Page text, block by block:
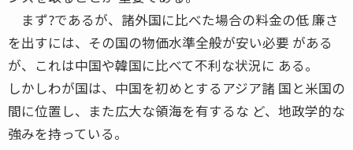
まず?であるが、諸外国に比べた場合の料金の低 廉さ
を出すには、その国の物価水準全般が安い必要 がある
が、これは中国や韓国に比べて不利な状況に ある。
しかしわが国は、中国を初めとするアジア諸 国と米国の
間に位置し、また広大な領海を有するな ど、地政学的な
強みを持っている。